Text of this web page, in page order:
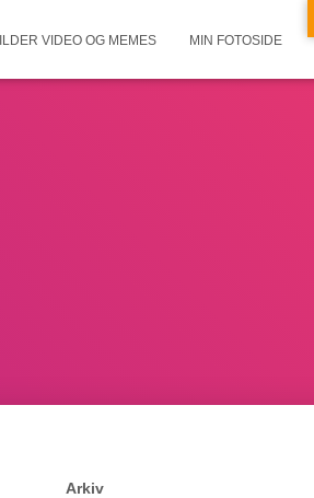
VIDEO OG MEMES MIN FOTOSIDE
Arkiv